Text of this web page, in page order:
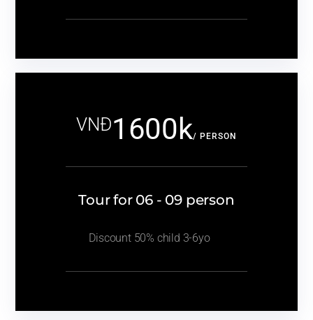
VNĐ1600k/ PERSON
Tour for 06 - 09 person
Discount 50% child 3-6yo